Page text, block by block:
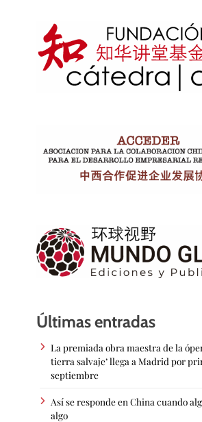
Últimas entradas
La premiada obra maestra de la
tierra salvaje’ llega a Madrid por
septiembre
Así se responde en China cuando
algo